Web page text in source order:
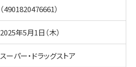
（4901820476661）
2025年5月1日（木）
スーパー・ドラッグストア